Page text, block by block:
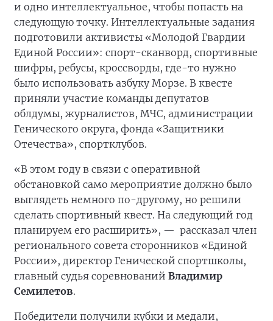
и одно интеллектуальное, чтобы попасть на
следующую точку. Интеллектуальные задания
подготовили активисты «Молодой Гвардии
Единой России»: спорт-сканворд, спортивные
шифры, ребусы, кроссворды, где-то нужно
было использовать азбуку Морзе. В квесте
приняли участие команды депутатов
облдумы, журналистов, МЧС, администрации
Генического округа, фонда «Защитники
Отечества», спортклубов.
«В этом году в связи с оперативной
обстановкой само мероприятие должно было
выглядеть немного по-другому, но решили
сделать спортивный квест. На следующий год
планируем его расширить», — рассказал член
регионального совета сторонников «Единой
России», директор Генической спортшколы,
главный судья соревнований Владимир
Семилетов.
Победители получили кубки и медали,